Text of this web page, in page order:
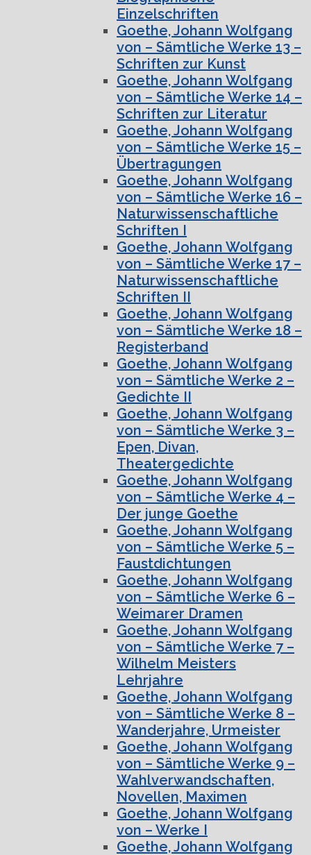
Einzelschriften
Goethe, Johann Wolfgang
von – Sämtliche Werke 13 –
Schriften zur Kunst
Goethe, Johann Wolfgang
von – Sämtliche Werke 14 –
Schriften zur Literatur
Goethe, Johann Wolfgang
von – Sämtliche Werke 15 –
Übertragungen
Goethe, Johann Wolfgang
von – Sämtliche Werke 16 –
Naturwissenschaftliche
Schriften I
Goethe, Johann Wolfgang
von – Sämtliche Werke 17 –
Naturwissenschaftliche
Schriften II
Goethe, Johann Wolfgang
von – Sämtliche Werke 18 –
Registerband
Goethe, Johann Wolfgang
von – Sämtliche Werke 2 –
Gedichte II
Goethe, Johann Wolfgang
von – Sämtliche Werke 3 –
Epen, Divan,
Theatergedichte
Goethe, Johann Wolfgang
von – Sämtliche Werke 4 –
Der junge Goethe
Goethe, Johann Wolfgang
von – Sämtliche Werke 5 –
Faustdichtungen
Goethe, Johann Wolfgang
von – Sämtliche Werke 6 –
Weimarer Dramen
Goethe, Johann Wolfgang
von – Sämtliche Werke 7 –
Wilhelm Meisters
Lehrjahre
Goethe, Johann Wolfgang
von – Sämtliche Werke 8 –
Wanderjahre, Urmeister
Goethe, Johann Wolfgang
von – Sämtliche Werke 9 –
Wahlverwandschaften,
Novellen, Maximen
Goethe, Johann Wolfgang
von – Werke I
Goethe, Johann Wolfgang